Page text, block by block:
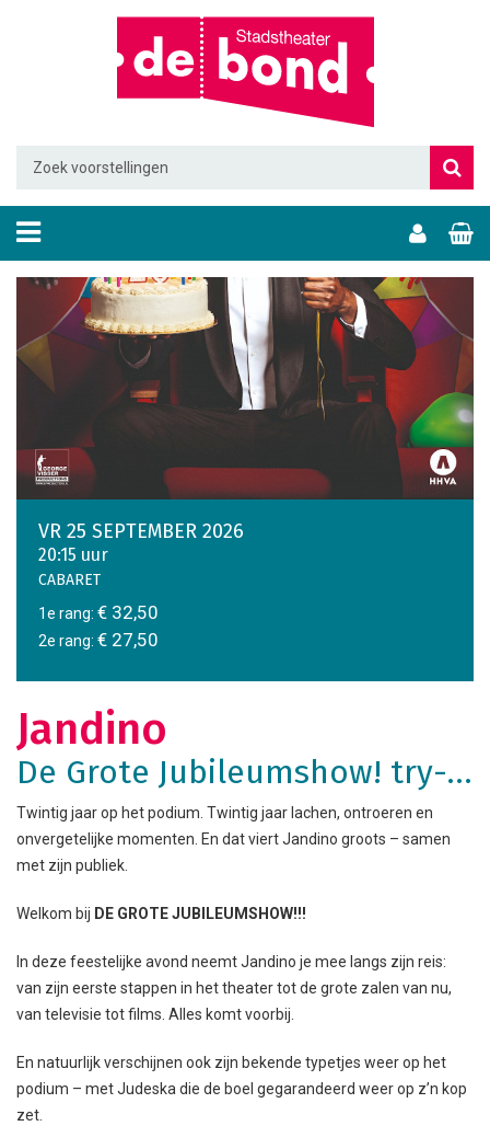
VR 25 SEPTEMBER 2026
20:15 uur
CABARET
1e rang: € 32,50
2e rang: € 27,50
Jandino
De Grote Jubileumshow! try-out
Twintig jaar op het podium. Twintig jaar lachen, ontroeren en
onvergetelijke momenten. En dat viert Jandino groots – samen
met zijn publiek.
Welkom bij DE GROTE JUBILEUMSHOW!!!
In deze feestelijke avond neemt Jandino je mee langs zijn reis:
van zijn eerste stappen in het theater tot de grote zalen van nu,
van televisie tot films. Alles komt voorbij.
En natuurlijk verschijnen ook zijn bekende typetjes weer op het
podium – met Judeska die de boel gegarandeerd weer op z’n kop
zet.